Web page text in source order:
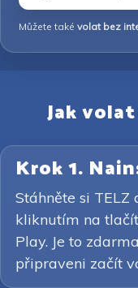
Můžete také volat bez
Jak
Krok 1.
Stáhněte si TELZ
kliknutím na
Play. Je to
připraveni začít